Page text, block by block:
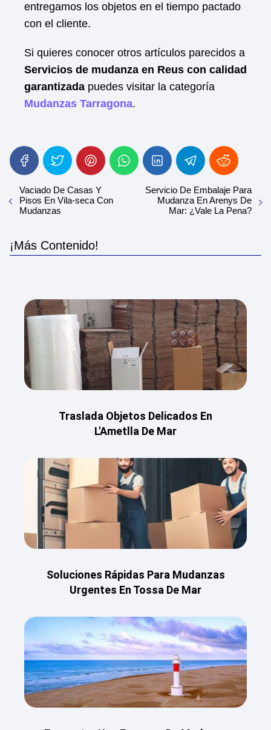
entregamos los objetos en el tiempo pactado
con el cliente.
Si quieres conocer otros artículos parecidos a
Servicios de mudanza en Reus con calidad
garantizada puedes visitar la categoría
Mudanzas Tarragona.
Vaciado De Casas Y
Pisos En Vila-seca Con
Mudanzas
Servicio De Embalaje Para
Mudanza En Arenys De
Mar: ¿Vale La Pena?
¡Más Contenido!
Traslada Objetos Delicados En
L'Ametlla De Mar
Soluciones Rápidas Para Mudanzas
Urgentes En Tossa De Mar